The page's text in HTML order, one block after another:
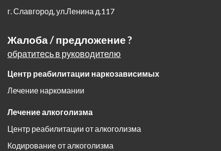
г. Славгород,ул.Ленина д.117
Жалоба / предложение ?
обратитесь в руководителю
Центр реабилитации наркозависимых
Лечение наркомании
Лечение алкоголизма
Центр реабилитации от алкоголизма
Кодирование от алкоголизма